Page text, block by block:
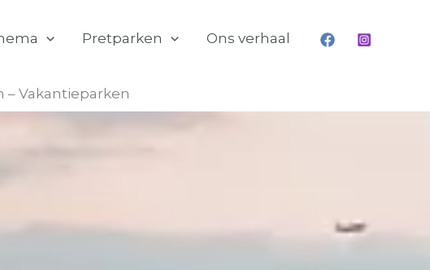
Pretparken Ons verhaal
– Vakantieparken